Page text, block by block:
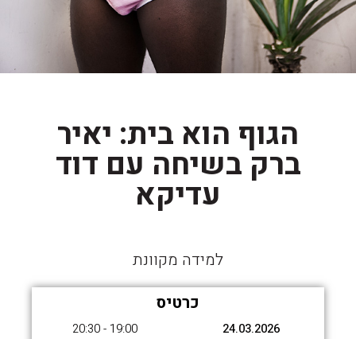
הגוף הוא בית: יאיר
ברק בשיחה עם דוד
עדיקא
למידה מקוונת
כרטיס
24.03.2026
19:00 - 20:30